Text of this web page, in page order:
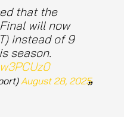
that the
will now
instead of 9
season.
August 28, 2025